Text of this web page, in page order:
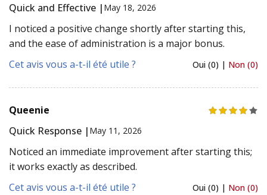
Quick and Effective | May 18, 2026
I noticed a positive change shortly after starting this,
and the ease of administration is a major bonus.
Cet avis vous a-t-il été utile ?
Oui (0) | Non (0)
Queenie
Quick Response | May 11, 2026
Noticed an immediate improvement after starting this;
it works exactly as described.
Cet avis vous a-t-il été utile ?
Oui (0) | Non (0)